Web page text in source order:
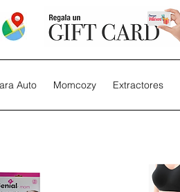
Auto Momcozy Extractores